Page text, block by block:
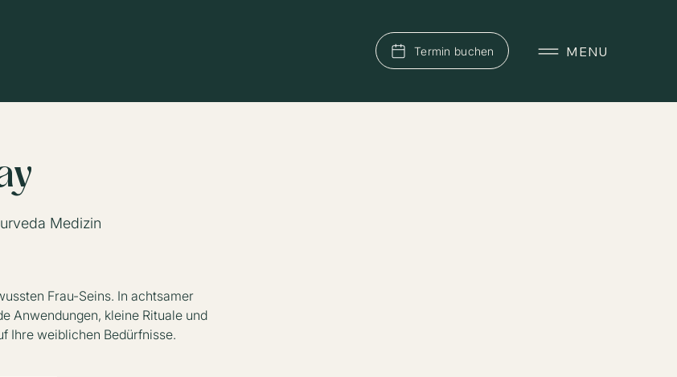
Termin buchen MENU
Medizin
Frau-Seins. In achtsamer
Anwendungen, kleine Rituale und
Ihre weiblichen Bedürfnisse.